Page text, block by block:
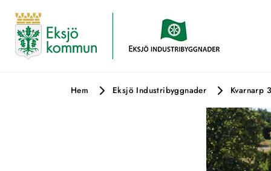
Hem Eksjö Industribyggnader Kvarnarp